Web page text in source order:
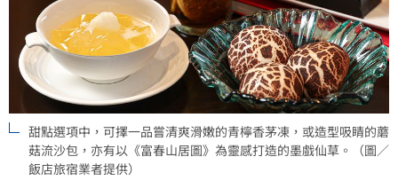
甜點選項中，可擇一品嘗清爽滑嫩的青檸香茅凍，或造型吸睛的蘑
菇流沙包，亦有以《富春山居圖》為靈感打造的墨戲仙草。（圖／
飯店旅宿業者提供）